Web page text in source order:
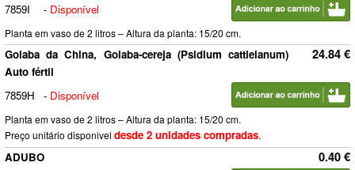
7859I
- Disponível
Planta em vaso de 2 litros – Altura da planta: 15/20 cm.
24.84 €
Goiaba da China, Goiaba-cereja (Psidium cattleianum)
Auto fértil
7859H
- Disponível
Planta em vaso de 2 litros – Altura da planta: 15/20 cm.
Preço unitário disponivel desde 2 unidades compradas.
0.40 €
ADUBO